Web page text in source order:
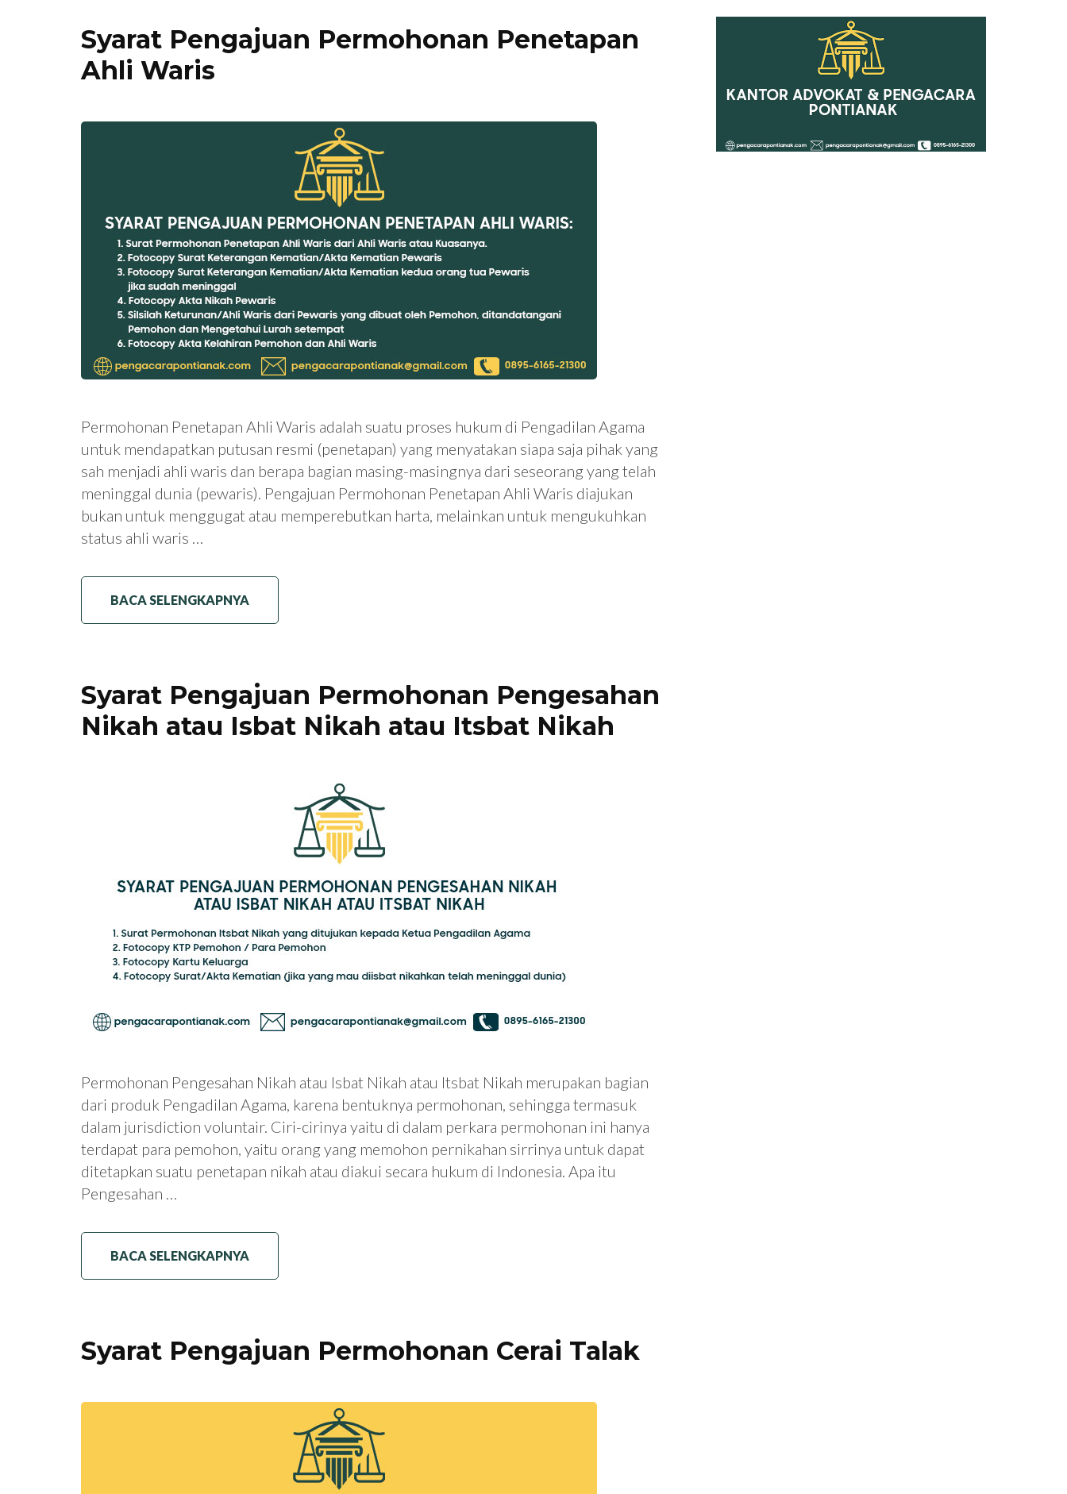
Syarat Pengajuan Permohonan Penetapan
Ahli Waris
Permohonan Penetapan Ahli Waris adalah suatu proses hukum di Pengadilan Agama
untuk mendapatkan putusan resmi (penetapan) yang menyatakan siapa saja pihak yang
sah menjadi ahli waris dan berapa bagian masing-masingnya dari seseorang yang telah
meninggal dunia (pewaris). Pengajuan Permohonan Penetapan Ahli Waris diajukan
bukan untuk menggugat atau memperebutkan harta, melainkan untuk mengukuhkan
status ahli waris …
BACA SELENGKAPNYA
Syarat Pengajuan Permohonan Pengesahan
Nikah atau Isbat Nikah atau Itsbat Nikah
Permohonan Pengesahan Nikah atau Isbat Nikah atau Itsbat Nikah merupakan bagian
dari produk Pengadilan Agama, karena bentuknya permohonan, sehingga termasuk
dalam jurisdiction voluntair. Ciri-cirinya yaitu di dalam perkara permohonan ini hanya
terdapat para pemohon, yaitu orang yang memohon pernikahan sirrinya untuk dapat
ditetapkan suatu penetapan nikah atau diakui secara hukum di Indonesia. Apa itu
Pengesahan …
BACA SELENGKAPNYA
Syarat Pengajuan Permohonan Cerai Talak